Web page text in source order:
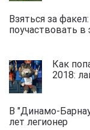
Взяться за
поучаствовать
Как
2018:
В "Динамо-
лет легионер